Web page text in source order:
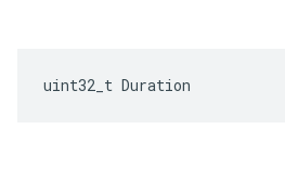
uint32_t Duration